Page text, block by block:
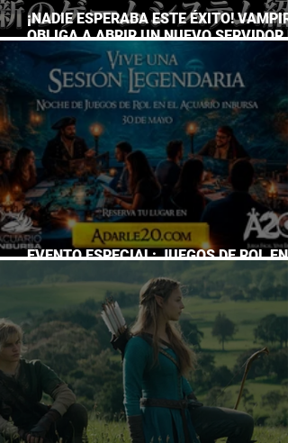
¡NADIE ESPERABA ESTE ÉXITO! VAMPIR
OBLIGA A ABRIR UN NUEVO SERVIDOR
JAPÓN A SOLO DOS DÍAS DE SU
LANZAMIENTO
EVENTO ESPECIAL: JUEGOS DE ROL EN